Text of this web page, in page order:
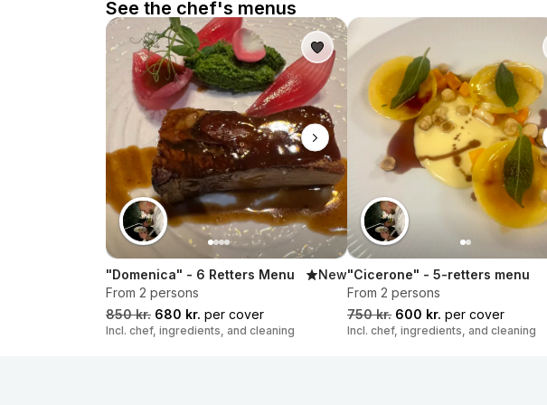
See the chef's menus
"Domenica" - 6 Retters Menu
New
From 2 persons
850 kr. 680 kr. per cover
Incl. chef, ingredients, and cleaning
"Cicerone" - 5-retters menu
From 2 persons
750 kr. 600 kr. per cover
Incl. chef, ingredients, and cleaning